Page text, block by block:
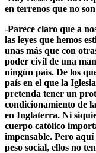
en terrenos que no
-Parece claro que a
las leyes que hemos
unas más que con
poder civil de una
ningún país. De los
país en el que la
pretenda tener un
condicionamiento de
en Inglaterra. Ni
cuerpo católico
impensable. Pero
peso social, ellos no